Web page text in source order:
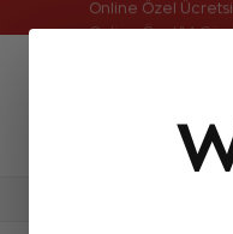
Online Özel